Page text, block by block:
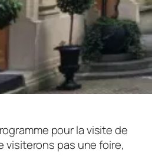
pour la visite de
visiterons pas une foire,